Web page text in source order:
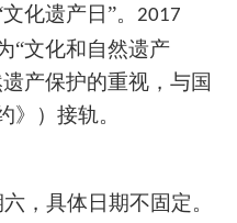
化遗产日”。 2017
“文化和自然遗产
产保护的重视，与国
》）接轨。
，具体日期不固定。